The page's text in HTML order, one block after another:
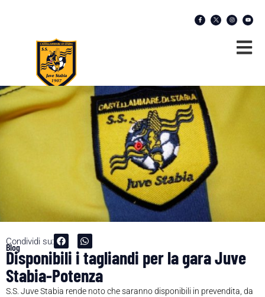
Condividi su:
Blog
Disponibili i tagliandi per la gara Juve
Stabia-Potenza
S.S. Juve Stabia rende noto che saranno disponibili in prevendita, da